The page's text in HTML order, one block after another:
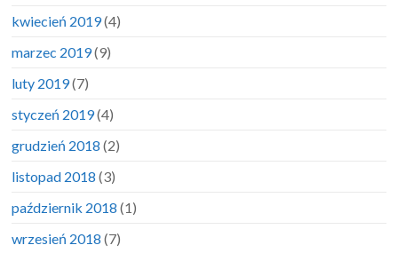
kwiecień 2019(4)
marzec 2019(9)
luty 2019(7)
styczeń 2019(4)
grudzień 2018 (2)
listopad 2018 (3)
październik 2018 (1)
wrzesień 2018 (7)